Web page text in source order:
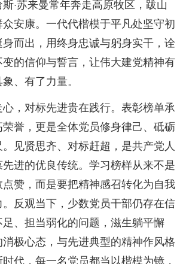
·苏来曼常年奔走高原牧区，跋山
安康。一代代楷模于平凡处坚守初
而出，用终身忠诚与躬身实干，诠
的信仰与誓言，让伟大建党精神有
、有了力量。
，对标先进贵在践行。表彰榜单承
誉，更是全体党员修身律己、砥砺
见贤思齐、对标赶超，是共产党人
进的优良传统。学习榜样从来不是
赞，而是要把精神感召转化为自我
反观当下，少数党员干部仍存在信
、担当弱化的问题，滋生躺平懈
极心态，与先进典型的精神作风格
代，每一名党员都当以楷模为镜，